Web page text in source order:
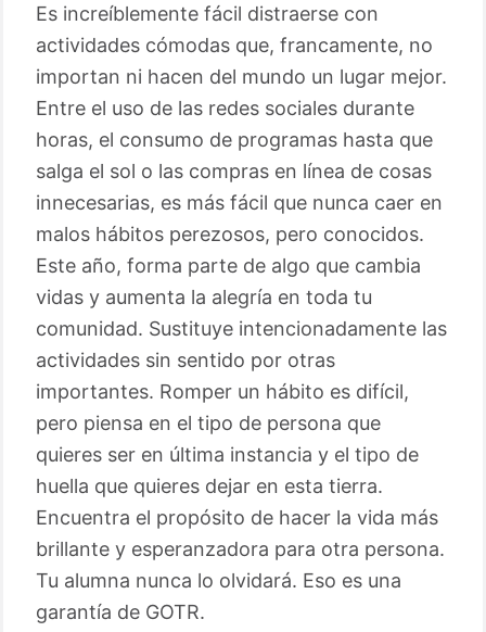
Es increíblemente fácil distraerse con
actividades cómodas que, francamente, no
importan ni hacen del mundo un lugar mejor.
Entre el uso de las redes sociales durante
horas, el consumo de programas hasta que
salga el sol o las compras en línea de cosas
innecesarias, es más fácil que nunca caer en
malos hábitos perezosos, pero conocidos.
Este año, forma parte de algo que cambia
vidas y aumenta la alegría en toda tu
comunidad. Sustituye intencionadamente las
actividades sin sentido por otras
importantes. Romper un hábito es difícil,
pero piensa en el tipo de persona que
quieres ser en última instancia y el tipo de
huella que quieres dejar en esta tierra.
Encuentra el propósito de hacer la vida más
brillante y esperanzadora para otra persona.
Tu alumna nunca lo olvidará. Eso es una
garantía de GOTR.